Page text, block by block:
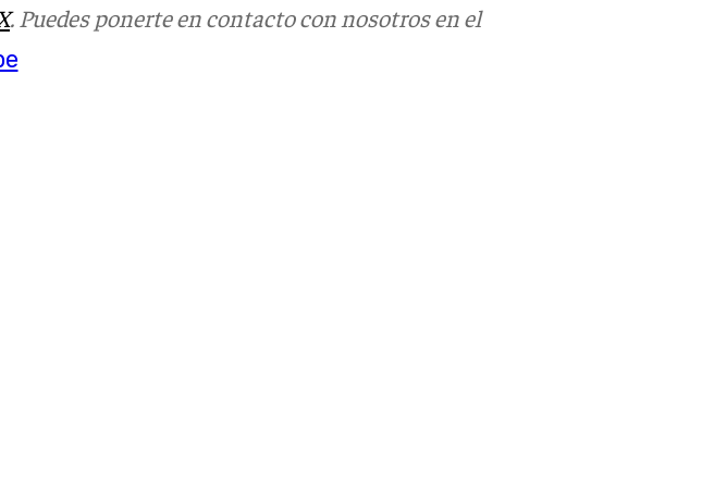
. Puedes ponerte en contacto con nosotros en el